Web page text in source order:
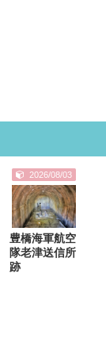
2026/08/03
豊橋海軍航空
隊老津送信所
跡